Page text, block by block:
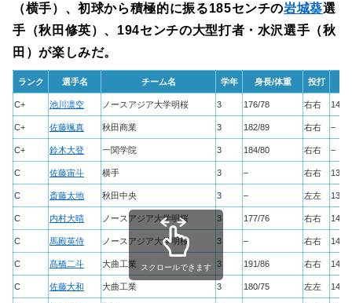
（横手）、初球から積極的に振る185センチの岩城葵選
手（秋田修英）、194センチの大型打者・水沢選手（秋
田）が楽しみだ。
ランク 選手名 チーム名 学年 身長/体重 投打
C+ 池川凛空 ノースアジア大学明桜 3 176/78 右右 144
C+ 佐藤颯真 秋田商業 3 182/89 右右 –
C+ 鈴木大登 一関学院 3 184/80 右右 –
C 佐藤宙斗 横手 3 – 右右 136
C 斎藤太地 秋田中央 3 – 左左 137
C 内村大晴 ノースアジア大学明桜 3 177/76 右右 143
C 馬殿英侍 ノースアジア大学明桜 3 – 右右 140
C 髙橋二斗 大曲工業 3 191/86 右右 141
C 佐藤大和 大曲工業 3 180/75 左左 141
スクロールできます